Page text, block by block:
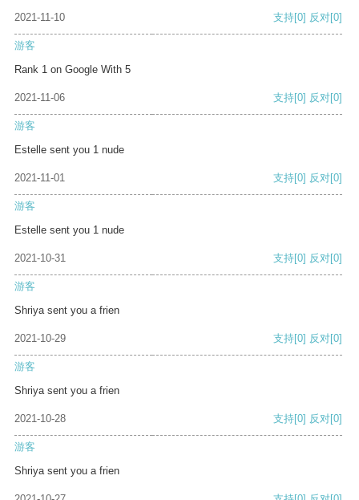
2021-11-10 支持[0] 反对[0]
游客
Rank 1 on Google With 5
2021-11-06 支持[0] 反对[0]
游客
Estelle sent you 1 nude
2021-11-01 支持[0] 反对[0]
游客
Estelle sent you 1 nude
2021-10-31 支持[0] 反对[0]
游客
Shriya sent you a frien
2021-10-29 支持[0] 反对[0]
游客
Shriya sent you a frien
2021-10-28 支持[0] 反对[0]
游客
Shriya sent you a frien